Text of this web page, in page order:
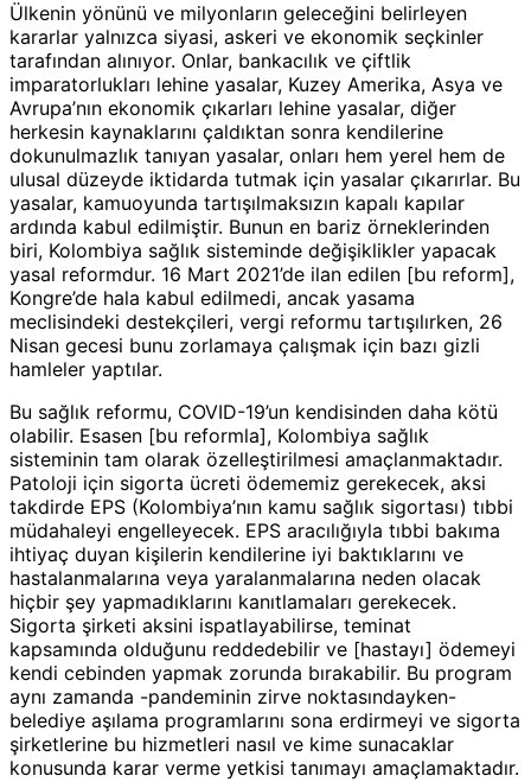
Ülkenin yönünü ve milyonların geleceğini belirleyen
kararlar yalnızca siyasi, askeri ve ekonomik seçkinler
tarafından alınıyor. Onlar, bankacılık ve çiftlik
imparatorlukları lehine yasalar, Kuzey Amerika, Asya ve
Avrupa’nın ekonomik çıkarları lehine yasalar, diğer
herkesin kaynaklarını çaldıktan sonra kendilerine
dokunulmazlık tanıyan yasalar, onları hem yerel hem de
ulusal düzeyde iktidarda tutmak için yasalar çıkarırlar. Bu
yasalar, kamuoyunda tartışılmaksızın kapalı kapılar
ardında kabul edilmiştir. Bunun en bariz örneklerinden
biri, Kolombiya sağlık sisteminde değişiklikler yapacak
yasal reformdur. 16 Mart 2021’de ilan edilen [bu reform],
Kongre’de hala kabul edilmedi, ancak yasama
meclisindeki destekçileri, vergi reformu tartışılırken, 26
Nisan gecesi bunu zorlamaya çalışmak için bazı gizli
hamleler yaptılar.
Bu sağlık reformu, COVID-19’un kendisinden daha kötü
olabilir. Esasen [bu reformla], Kolombiya sağlık
sisteminin tam olarak özelleştirilmesi amaçlanmaktadır.
Patoloji için sigorta ücreti ödememiz gerekecek, aksi
takdirde EPS (Kolombiya’nın kamu sağlık sigortası) tıbbi
müdahaleyi engelleyecek. EPS aracılığıyla tıbbi bakıma
ihtiyaç duyan kişilerin kendilerine iyi baktıklarını ve
hastalanmalarına veya yaralanmalarına neden olacak
hiçbir şey yapmadıklarını kanıtlamaları gerekecek.
Sigorta şirketi aksini ispatlayabilirse, teminat
kapsamında olduğunu reddedebilir ve [hastayı] ödemeyi
kendi cebinden yapmak zorunda bırakabilir. Bu program
aynı zamanda -pandeminin zirve noktasındayken-
belediye aşılama programlarını sona erdirmeyi ve sigorta
şirketlerine bu hizmetleri nasıl ve kime sunacaklar
konusunda karar verme yetkisi tanımayı amaçlamaktadır.